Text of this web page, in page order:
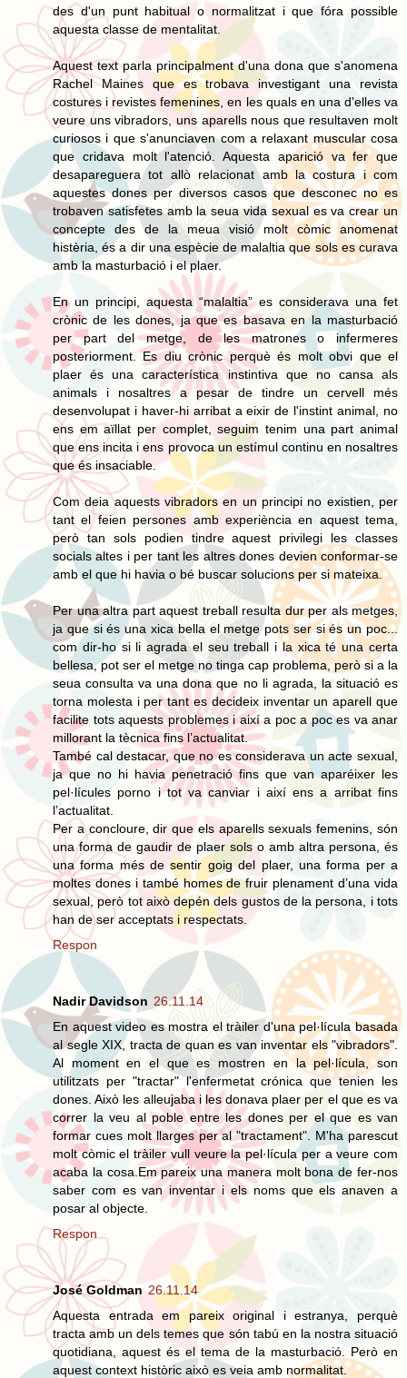
des d'un punt habitual o normalitzat i que fóra possible
aquesta classe de mentalitat.
Aquest text parla principalment d'una dona que s'anomena
Rachel Maines que es trobava investigant una revista
costures i revistes femenines, en les quals en una d'elles va
veure uns vibradors, uns aparells nous que resultaven molt
curiosos i que s'anunciaven com a relaxant muscular cosa
que cridava molt l'atenció. Aquesta aparició va fer que
desapareguera tot allò relacionat amb la costura i com
aquestes dones per diversos casos que desconec no es
trobaven satisfetes amb la seua vida sexual es va crear un
concepte des de la meua visió molt còmic anomenat
histèria, és a dir una espècie de malaltia que sols es curava
amb la masturbació i el plaer.
En un principi, aquesta “malaltia” es considerava una fet
crònic de les dones, ja que es basava en la masturbació
per part del metge, de les matrones o infermeres
posteriorment. Es diu crònic perquè és molt obvi que el
plaer és una característica instintiva que no cansa als
animals i nosaltres a pesar de tindre un cervell més
desenvolupat i haver-hi arribat a eixir de l'instint animal, no
ens em aïllat per complet, seguim tenim una part animal
que ens incita i ens provoca un estímul continu en nosaltres
que és insaciable.
Com deia aquests vibradors en un principi no existien, per
tant el feien persones amb experiència en aquest tema,
però tan sols podien tindre aquest privilegi les classes
socials altes i per tant les altres dones devien conformar-se
amb el que hi havia o bé buscar solucions per si mateixa.
Per una altra part aquest treball resulta dur per als metges,
ja que si és una xica bella el metge pots ser si és un poc...
com dir-ho si li agrada el seu treball i la xica té una certa
bellesa, pot ser el metge no tinga cap problema, però si a la
seua consulta va una dona que no li agrada, la situació es
torna molesta i per tant es decideix inventar un aparell que
facilite tots aquests problemes i així a poc a poc es va anar
millorant la tècnica fins l’actualitat.
També cal destacar, que no es considerava un acte sexual,
ja que no hi havia penetració fins que van aparéixer les
pel·lícules porno i tot va canviar i així ens a arribat fins
l’actualitat.
Per a concloure, dir que els aparells sexuals femenins, són
una forma de gaudir de plaer sols o amb altra persona, és
una forma més de sentir goig del plaer, una forma per a
moltes dones i també homes de fruir plenament d’una vida
sexual, però tot això depén dels gustos de la persona, i tots
han de ser acceptats i respectats.
Respon
Nadir Davidson 26.11.14
En aquest video es mostra el tràiler d'una pel·lícula basada
al segle XIX, tracta de quan es van inventar els "vibradors".
Al moment en el que es mostren en la pel·lícula, son
utilitzats per "tractar" l'enfermetat crónica que tenien les
dones. Això les alleujaba i les donava plaer per el que es va
correr la veu al poble entre les dones per el que es van
formar cues molt llarges per al "tractament". M'ha parescut
molt còmic el tràiler vull veure la pel·lícula per a veure com
acaba la cosa.Em pareix una manera molt bona de fer-nos
saber com es van inventar i els noms que els anaven a
posar al objecte.
Respon
José Goldman 26.11.14
Aquesta entrada em pareix original i estranya, perquè
tracta amb un dels temes que són tabú en la nostra situació
quotidiana, aquest és el tema de la masturbació. Però en
aquest context històric això es veia amb normalitat.